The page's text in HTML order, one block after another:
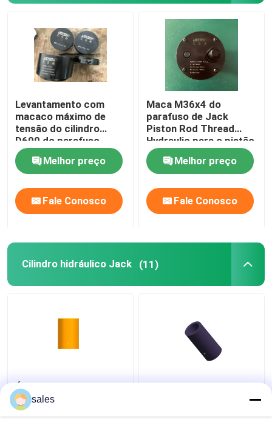
Levantamento com
macaco máximo de
tensão do cilindro
D600 do parafuso
hidráulico do
turbocompressor
680KN
Melhor preço
Fale Conosco
Maca M36x4 do
parafuso de Jack
Piston Rod Thread
Hydraulic para o pistão
Rod de S80mec
Melhor preço
Fale Conosco
Cilindro hidráulico Jack (11)
Única série de alumínio
ativa 218 de Jack RAC
do cilindro hidráulico a
sales